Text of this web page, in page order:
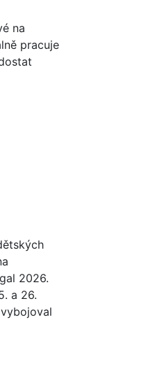
na
pracuje
2026.
a 26.